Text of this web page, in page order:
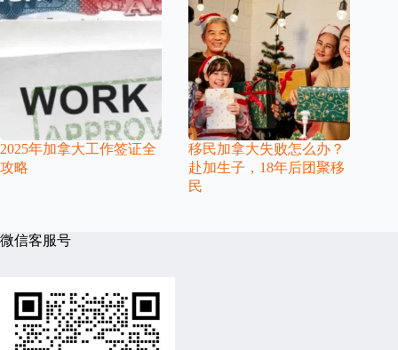
2025年加拿大工作签证全
攻略
移民加拿大失败怎么办？
赴加生子，18年后团聚移
民
微信客服号